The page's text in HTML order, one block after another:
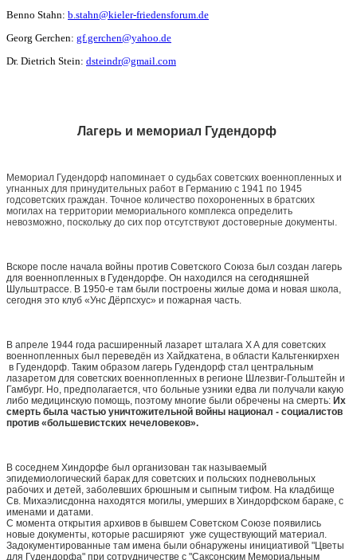
Benno Stahn: b.stahn@kieler-friedensforum.de
Georg Gerchen: gf.gerchen@yahoo.de
Dr. Dietrich Stein: dsteindr@gmail.com
Лагерь и мемориал Гудендорф
Мемориал Гудендорф напоминает о судьбах советских военнопленных и
угнанных для принудительных работ в Германию с 1941 по 1945
годсоветских граждан. Точное количество похороненных в братских
могилах на территории мемориального комплекса определить
невозможно, поскольку до сих пор отсутствуют достоверные документы.
Вскоре после начала войны против Советского Союза был создан лагерь
для военнопленных в Гудендорфe. Он находился на сегодняшнeй
Шульштрассе. В 1950-е там были построены жилые дома и новая школа,
сегодня это клуб «Унс Дёрпсхус» и пожарная часть.
В апреле 1944 года расширенный лазарет шталага X A для советских
военнопленных был переведён из Хайдкатена, в области Кальтенкирхен
в Гудендорф. Таким образом лагерь Гудендорф стал центральным
лазаретом для советских военнопленных в регионе Шлезвиг-Гольштейн и
Гамбург. Но, предполагается, что больные узники едва ли получали какую
либо медицинскую помощь, поэтому многие были обречены на смерть: Их
смерть была частью уничтожительной войны национал - социалистов
против «большевистских нечеловеков».
В соседнем Хиндорфе был организован так называемый
эпидемиологический барак для советских и польских подневольных
рабочих и детей, заболевших брюшным и сыпным тифом. На кладбище
Св. Михаэлисдонна находятся могилы, умерших в Хиндорфском бараке, с
именами и датами.
С момента открытия архивов в бывшем Советском Союзе появились
новые документы, которые расширяют уже существующий материал.
Задокументированные там имена были обнаружены инициативой "Цветы
для Гудендорфа" при сотрудничестве с "Саксонским Мемориальным